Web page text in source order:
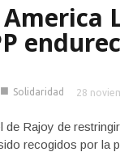
■ Solidaridad 28
Rajoy de
recogidos por la